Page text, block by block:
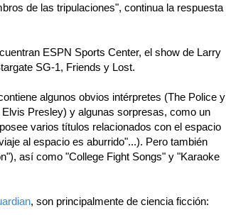
de las tripulaciones", continua la respuesta
ESPN Sports Center, el show de Larry
SG-1, Friends y Lost.
algunos obvios intérpretes (The Police y
Presley) y algunas sorpresas, como un
varios títulos relacionados con el espacio
al espacio es aburrido"...). Pero también
así como "College Fight Songs" y "Karaoke
, son principalmente de ciencia ficción: